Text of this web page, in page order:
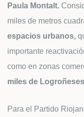
Paula Montalt.
miles de metros
espacios urbanos,
importante
como en zonas
miles de
Para el Partido